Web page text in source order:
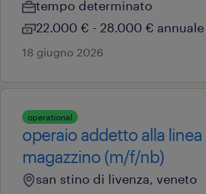
tempo determinato
22.000 € - 28.000 € annuale
18 giugno 2026
operational
operaio addetto alla linea
magazzino (m/f/nb)
san stino di livenza, veneto